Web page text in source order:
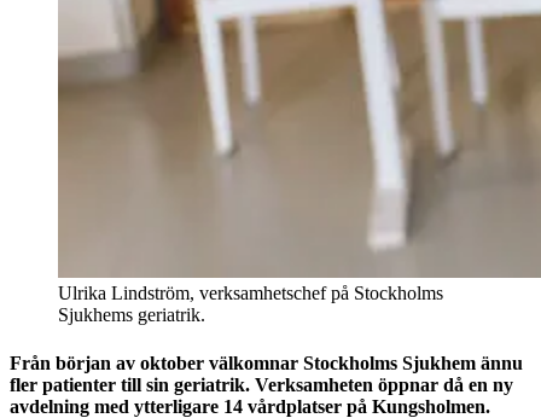
Ulrika Lindström, verksamhetschef på Stockholms
Sjukhems geriatrik.
Från början av oktober välkomnar Stockholms Sjukhem ännu
fler patienter till sin geriatrik. Verksamheten öppnar då en ny
avdelning med ytterligare 14 vårdplatser på Kungsholmen.